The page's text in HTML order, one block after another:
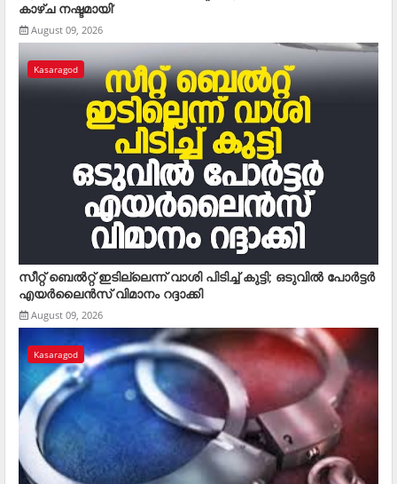
കാഴ്ച നഷ്ടമായി’
August 09, 2026
Kasaragod
സീറ്റ് ബെല്‍റ്റ് ഇടില്ലെന്ന് വാശി പിടിച്ച് കുട്ടി; ഒടുവില്‍ പോര്‍ട്ടര്‍
എയര്‍ലൈന്‍സ് വിമാനം റദ്ദാക്കി
August 09, 2026
Kasaragod